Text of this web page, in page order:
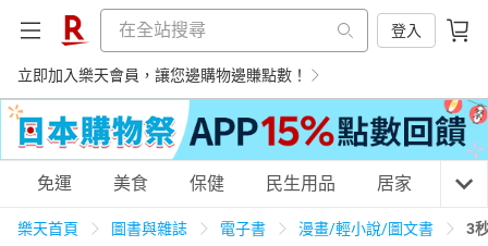
登入
立即加入樂天會員，讓您邊購物邊賺點數！
購物網分類
免運 美食 保健 民生用品 居家 3C
樂天首頁 圖書與雜誌 電子書 漫畫/輕小說/圖文書 3